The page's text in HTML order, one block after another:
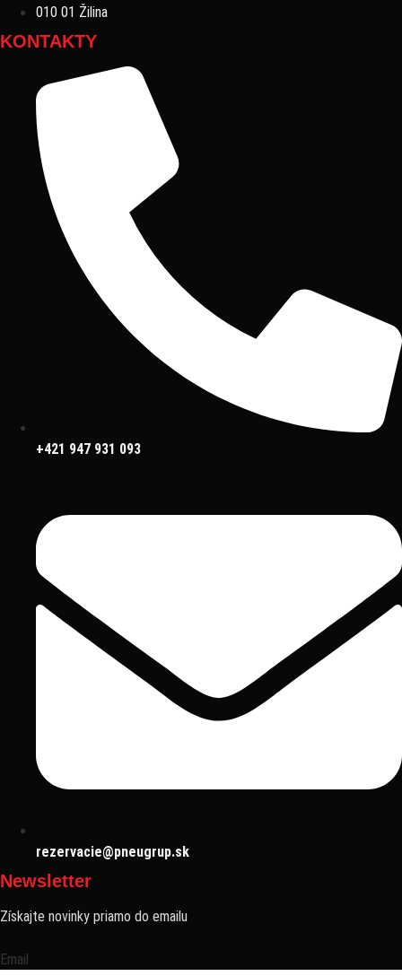
010 01 Žilina
KONTAKTY
+421 947 931 093
rezervacie@pneugrup.sk
Newsletter
Získajte novinky priamo do emailu
Email